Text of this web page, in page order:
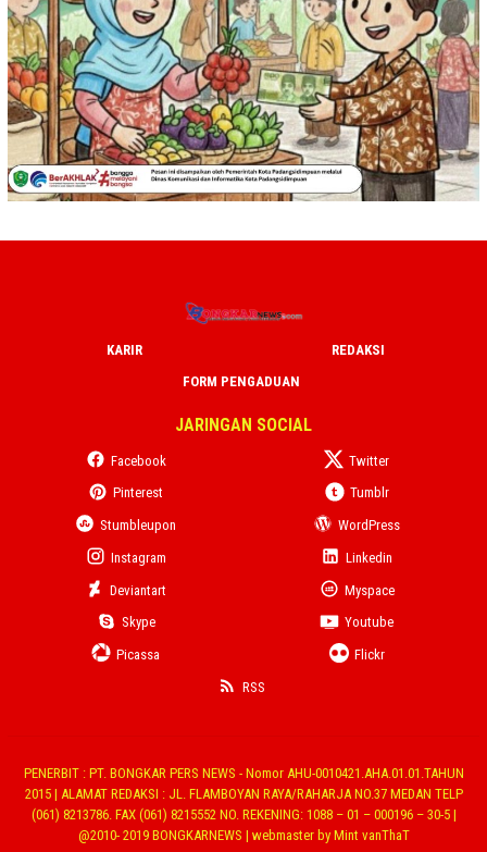
KARIR
REDAKSI
FORM PENGADUAN
JARINGAN SOCIAL
Facebook
Twitter
Pinterest
Tumblr
Stumbleupon
WordPress
Instagram
Linkedin
Deviantart
Myspace
Skype
Youtube
Picassa
Flickr
RSS
PENERBIT : PT. BONGKAR PERS NEWS - Nomor AHU-0010421.AHA.01.01.TAHUN
2015 | ALAMAT REDAKSI : JL. FLAMBOYAN RAYA/RAHARJA NO.37 MEDAN TELP
(061) 8213786. FAX (061) 8215552 NO. REKENING: 1088 – 01 – 000196 – 30-5 |
@2010- 2019 BONGKARNEWS | webmaster by Mint vanThaT